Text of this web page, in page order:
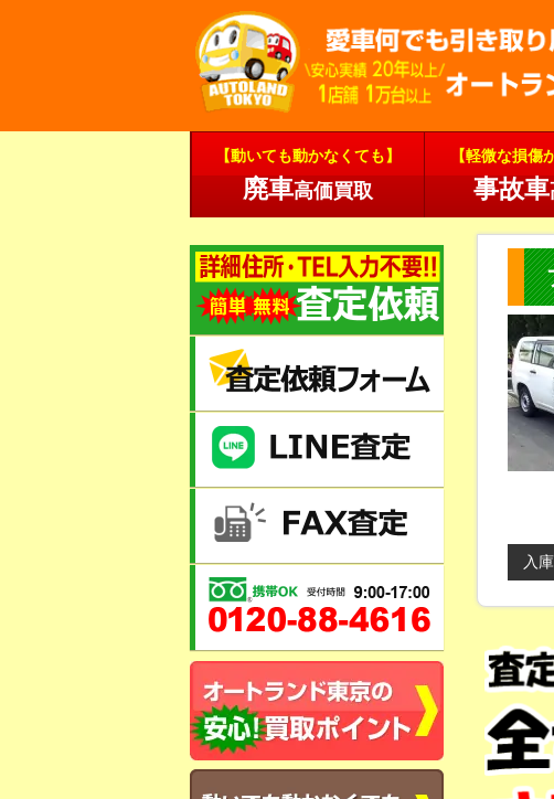
【動いても動かなくても】
廃車高価買取
【軽微な損傷
事故車
入